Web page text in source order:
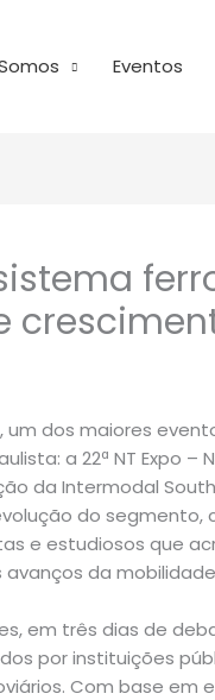
Eventos
um dos maiores
a 22ª NT Expo –
da Intermodal
do segmento,
e estudiosos que
da
em três dias de
por instituições
Com base em